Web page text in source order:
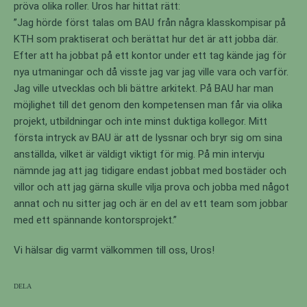
pröva olika roller. Uros har hittat rätt:
”Jag hörde först talas om BAU från några klasskompisar på
KTH som praktiserat och berättat hur det är att jobba där.
Efter att ha jobbat på ett kontor under ett tag kände jag för
nya utmaningar och då visste jag var jag ville vara och varför.
Jag ville utvecklas och bli bättre arkitekt. På BAU har man
möjlighet till det genom den kompetensen man får via olika
projekt, utbildningar och inte minst duktiga kollegor. Mitt
första intryck av BAU är att de lyssnar och bryr sig om sina
anställda, vilket är väldigt viktigt för mig. På min intervju
nämnde jag att jag tidigare endast jobbat med bostäder och
villor och att jag gärna skulle vilja prova och jobba med något
annat och nu sitter jag och är en del av ett team som jobbar
med ett spännande kontorsprojekt.”
Vi hälsar dig varmt välkommen till oss, Uros!